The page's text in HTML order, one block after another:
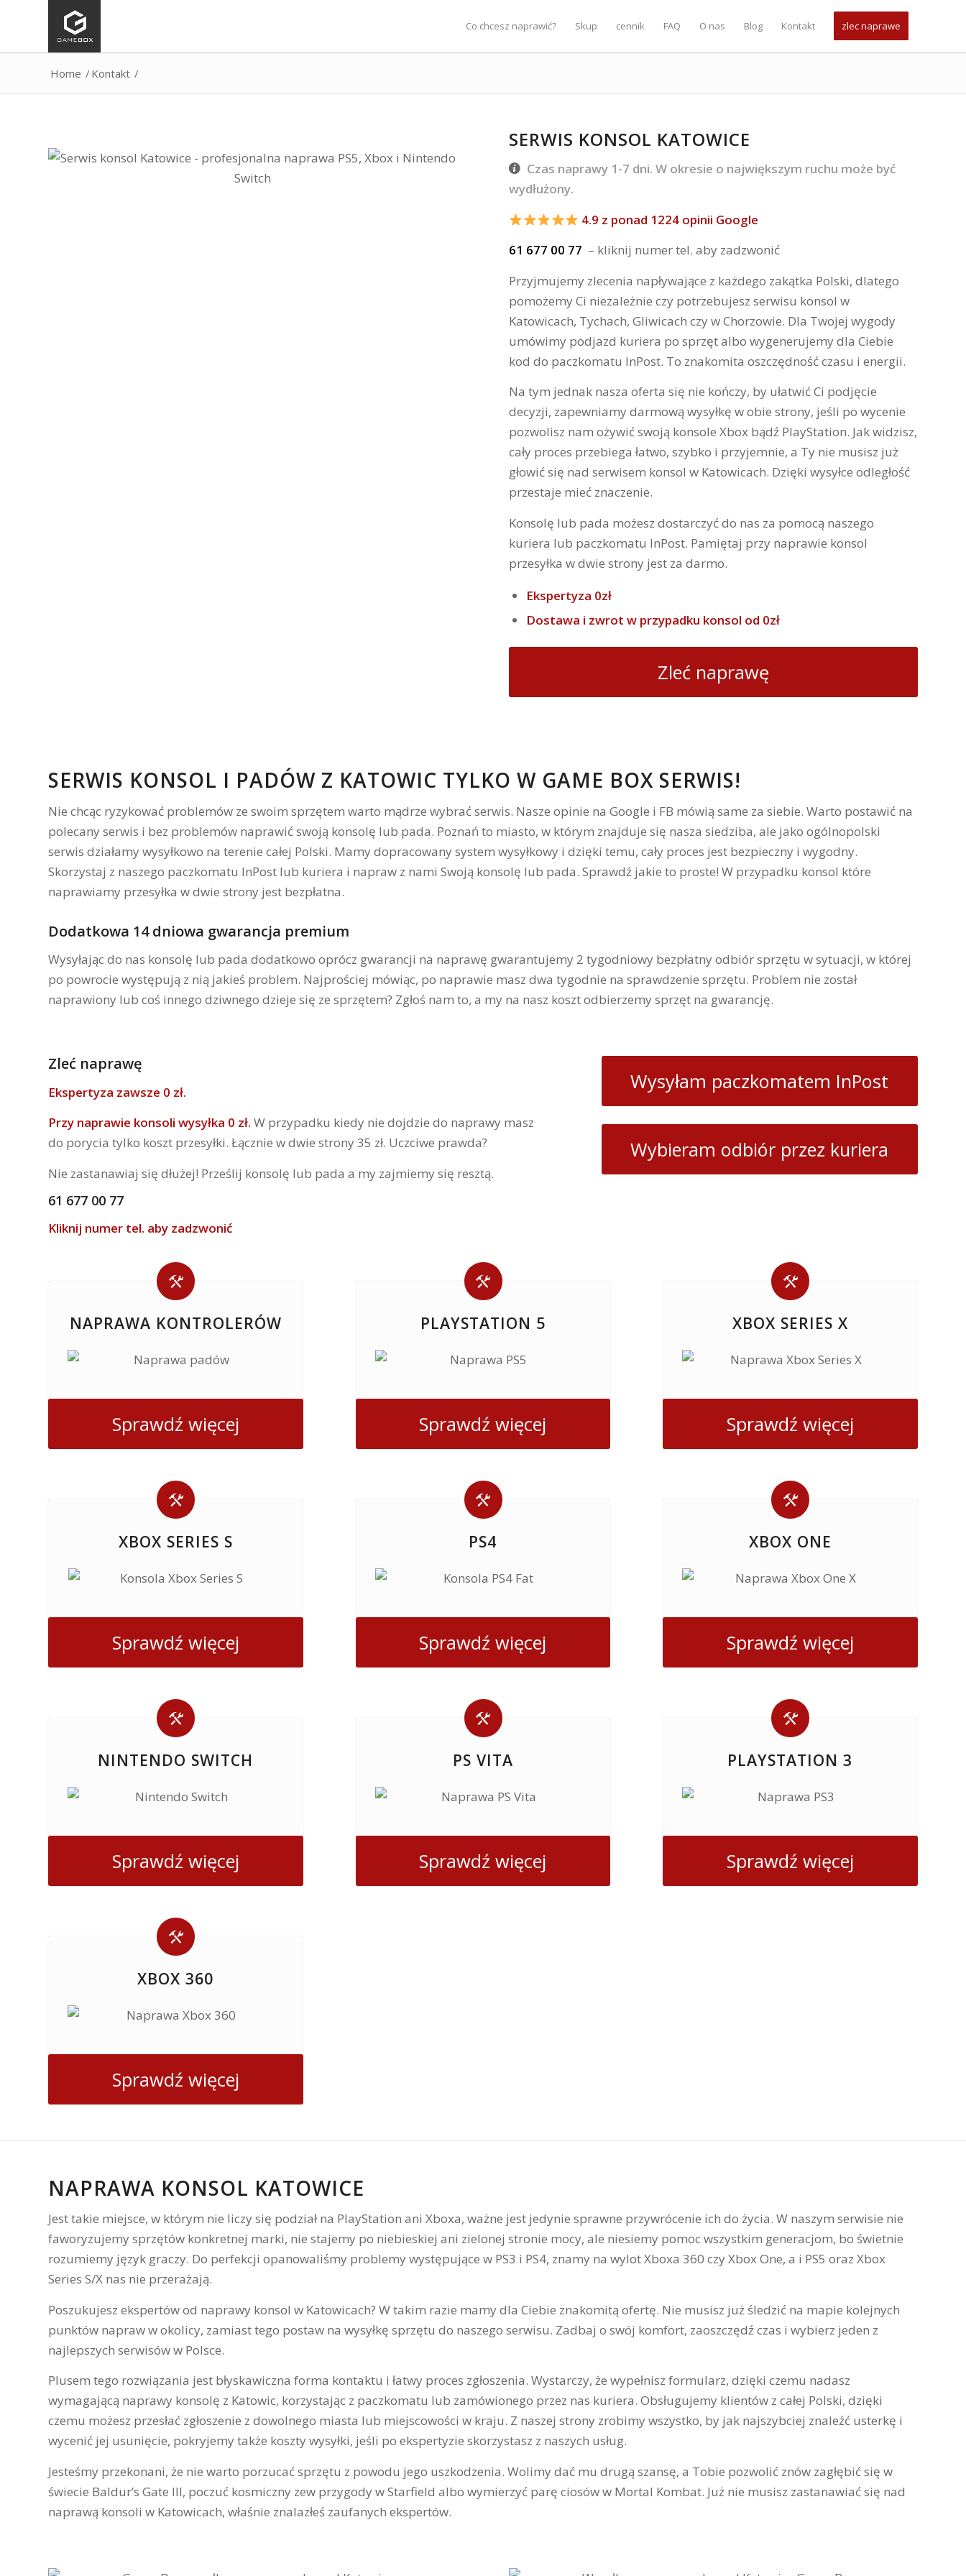
Co chcesz naprawić? Skup cennik FAQ O nas Blog Kontakt zlec naprawe
Home / Kontakt /
SERWIS KONSOL KATOWICE
Czas naprawy 1-7 dni. W okresie o największym ruchu może być
wydłużony.
4.9 z ponad 1224 opinii Google
61 677 00 77 – kliknij numer tel. aby zadzwonić
Przyjmujemy zlecenia napływające z każdego zakątka Polski, dlatego
pomożemy Ci niezależnie czy potrzebujesz serwisu konsol w
Katowicach, Tychach, Gliwicach czy w Chorzowie. Dla Twojej wygody
umówimy podjazd kuriera po sprzęt albo wygenerujemy dla Ciebie
kod do paczkomatu InPost. To znakomita oszczędność czasu i energii.
Na tym jednak nasza oferta się nie kończy, by ułatwić Ci podjęcie
decyzji, zapewniamy darmową wysyłkę w obie strony, jeśli po wycenie
pozwolisz nam ożywić swoją konsole Xbox bądź PlayStation. Jak widzisz,
cały proces przebiega łatwo, szybko i przyjemnie, a Ty nie musisz już
głowić się nad serwisem konsol w Katowicach. Dzięki wysyłce odległość
przestaje mieć znaczenie.
Konsolę lub pada możesz dostarczyć do nas za pomocą naszego
kuriera lub paczkomatu InPost. Pamiętaj przy naprawie konsol
przesyłka w dwie strony jest za darmo.
Ekspertyza 0zł
Dostawa i zwrot w przypadku konsol od 0zł
Zleć naprawę
SERWIS KONSOL I PADÓW Z KATOWIC TYLKO W GAME BOX SERWIS!
Nie chcąc ryzykować problemów ze swoim sprzętem warto mądrze wybrać serwis. Nasze opinie na Google i FB mówią same za siebie. Warto postawić na
polecany serwis i bez problemów naprawić swoją konsolę lub pada. Poznań to miasto, w którym znajduje się nasza siedziba, ale jako ogólnopolski
serwis działamy wysyłkowo na terenie całej Polski. Mamy dopracowany system wysyłkowy i dzięki temu, cały proces jest bezpieczny i wygodny.
Skorzystaj z naszego paczkomatu InPost lub kuriera i napraw z nami Swoją konsolę lub pada. Sprawdź jakie to proste! W przypadku konsol które
naprawiamy przesyłka w dwie strony jest bezpłatna.
Dodatkowa 14 dniowa gwarancja premium
Wysyłając do nas konsolę lub pada dodatkowo oprócz gwarancji na naprawę gwarantujemy 2 tygodniowy bezpłatny odbiór sprzętu w sytuacji, w której
po powrocie występują z nią jakieś problem. Najprościej mówiąc, po naprawie masz dwa tygodnie na sprawdzenie sprzętu. Problem nie został
naprawiony lub coś innego dziwnego dzieje się ze sprzętem? Zgłoś nam to, a my na nasz koszt odbierzemy sprzęt na gwarancję.
Zleć naprawę
Ekspertyza zawsze 0 zł.
Przy naprawie konsoli wysyłka 0 zł. W przypadku kiedy nie dojdzie do naprawy masz
do porycia tylko koszt przesyłki. Łącznie w dwie strony 35 zł. Uczciwe prawda?
Nie zastanawiaj się dłużej! Prześlij konsolę lub pada a my zajmiemy się resztą.
61 677 00 77
Kliknij numer tel. aby zadzwonić
Wysyłam paczkomatem InPost
Wybieram odbiór przez kuriera
NAPRAWA KONTROLERÓW
Sprawdź więcej
PLAYSTATION 5
Sprawdź więcej
XBOX SERIES X
Sprawdź więcej
XBOX SERIES S
Sprawdź więcej
PS4
Sprawdź więcej
XBOX ONE
Sprawdź więcej
NINTENDO SWITCH
Sprawdź więcej
PS VITA
Sprawdź więcej
PLAYSTATION 3
Sprawdź więcej
XBOX 360
Sprawdź więcej
NAPRAWA KONSOL KATOWICE
Jest takie miejsce, w którym nie liczy się podział na PlayStation ani Xboxa, ważne jest jedynie sprawne przywrócenie ich do życia. W naszym serwisie nie
faworyzujemy sprzętów konkretnej marki, nie stajemy po niebieskiej ani zielonej stronie mocy, ale niesiemy pomoc wszystkim generacjom, bo świetnie
rozumiemy język graczy. Do perfekcji opanowaliśmy problemy występujące w PS3 i PS4, znamy na wylot Xboxa 360 czy Xbox One, a i PS5 oraz Xbox
Series S/X nas nie przerażają.
Poszukujesz ekspertów od naprawy konsol w Katowicach? W takim razie mamy dla Ciebie znakomitą ofertę. Nie musisz już śledzić na mapie kolejnych
punktów napraw w okolicy, zamiast tego postaw na wysyłkę sprzętu do naszego serwisu. Zadbaj o swój komfort, zaoszczędź czas i wybierz jeden z
najlepszych serwisów w Polsce.
Plusem tego rozwiązania jest błyskawiczna forma kontaktu i łatwy proces zgłoszenia. Wystarczy, że wypełnisz formularz, dzięki czemu nadasz
wymagającą naprawy konsolę z Katowic, korzystając z paczkomatu lub zamówionego przez nas kuriera. Obsługujemy klientów z całej Polski, dzięki
czemu możesz przesłać zgłoszenie z dowolnego miasta lub miejscowości w kraju. Z naszej strony zrobimy wszystko, by jak najszybciej znaleźć usterkę i
wycenić jej usunięcie, pokryjemy także koszty wysyłki, jeśli po ekspertyzie skorzystasz z naszych usług.
Jesteśmy przekonani, że nie warto porzucać sprzętu z powodu jego uszkodzenia. Wolimy dać mu drugą szansę, a Tobie pozwolić znów zagłębić się w
świecie Baldur’s Gate III, poczuć kosmiczny zew przygody w Starfield albo wymierzyć parę ciosów w Mortal Kombat. Już nie musisz zastanawiać się nad
naprawą konsoli w Katowicach, właśnie znalazłeś zaufanych ekspertów.